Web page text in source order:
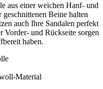
aus einer weichen Hanf- und
Beine halten
auch Ihre Sandalen perfekt
Vorder- und Rückseite sorgen
haben.
Material